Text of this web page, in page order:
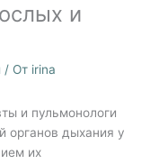
и
/ От irina
и пульмонологи
органов дыхания у
их